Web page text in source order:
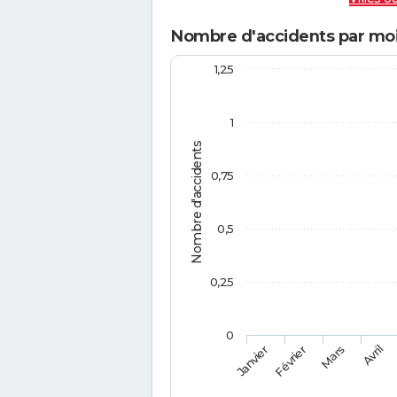
Nombre d'accidents par
Nombre d'accidents
JanvierFévrier Mars Avril
0
1
0,25
0,5
0,75
1,25